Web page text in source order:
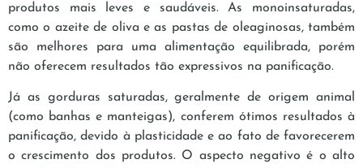
produtos mais leves e saudáveis. As monoinsaturadas,
como o azeite de oliva e as pastas de oleaginosas, também
são melhores para uma alimentação equilibrada, porém
não oferecem resultados tão expressivos na panificação.
Já as gorduras saturadas, geralmente de origem animal
(como banhas e manteigas), conferem ótimos resultados à
panificação, devido à plasticidade e ao fato de favorecerem
o crescimento dos produtos. O aspecto negativo é o alto